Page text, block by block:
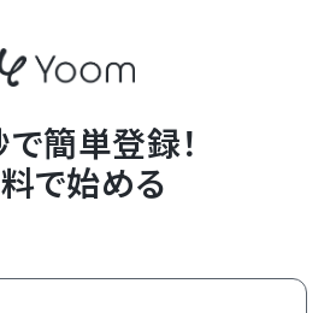
簡単登録！
で始める